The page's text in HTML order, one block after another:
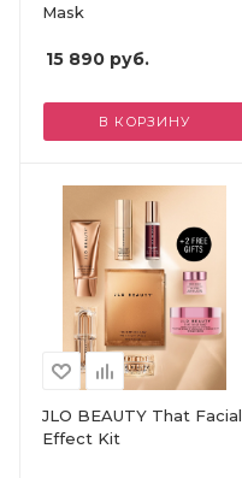
Mask
15 890 руб.
В КОРЗИНУ
JLO BEAUTY That Facial
Effect Kit